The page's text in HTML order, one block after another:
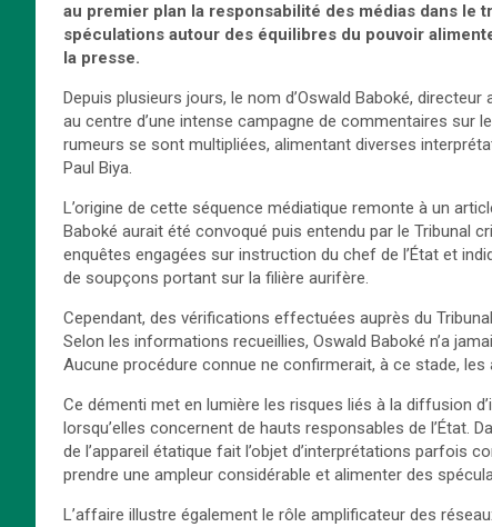
au premier plan la responsabilité des médias dans le
spéculations autour des équilibres du pouvoir
la presse.
Depuis plusieurs jours, le nom d’Oswald Baboké,
au centre d’une intense campagne de commentaires sur
rumeurs se sont multipliées, alimentant diverses
Paul Biya.
L’origine de cette séquence médiatique remonte à un
Baboké aurait été convoqué puis entendu par le Tribunal
enquêtes engagées sur instruction du chef de l’État et
de soupçons portant sur la filière aurifère.
Cependant, des vérifications effectuées auprès du
Selon les informations recueillies, Oswald Baboké n’a
Aucune procédure connue ne confirmerait, à ce stade, les
Ce démenti met en lumière les risques liés à la diffusion
lorsqu’elles concernent de hauts responsables de
de l’appareil étatique fait l’objet d’interprétations parfois
prendre une ampleur considérable et alimenter des
L’affaire illustre également le rôle amplificateur des